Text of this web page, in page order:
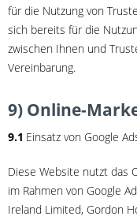
für die Nutzung von
sich bereits für die
zwischen Ihnen und
Vereinbarung.
9) Online-
9.1 Einsatz von Google
Diese Website nutzt das
im Rahmen von Google
Ireland Limited, Gordon